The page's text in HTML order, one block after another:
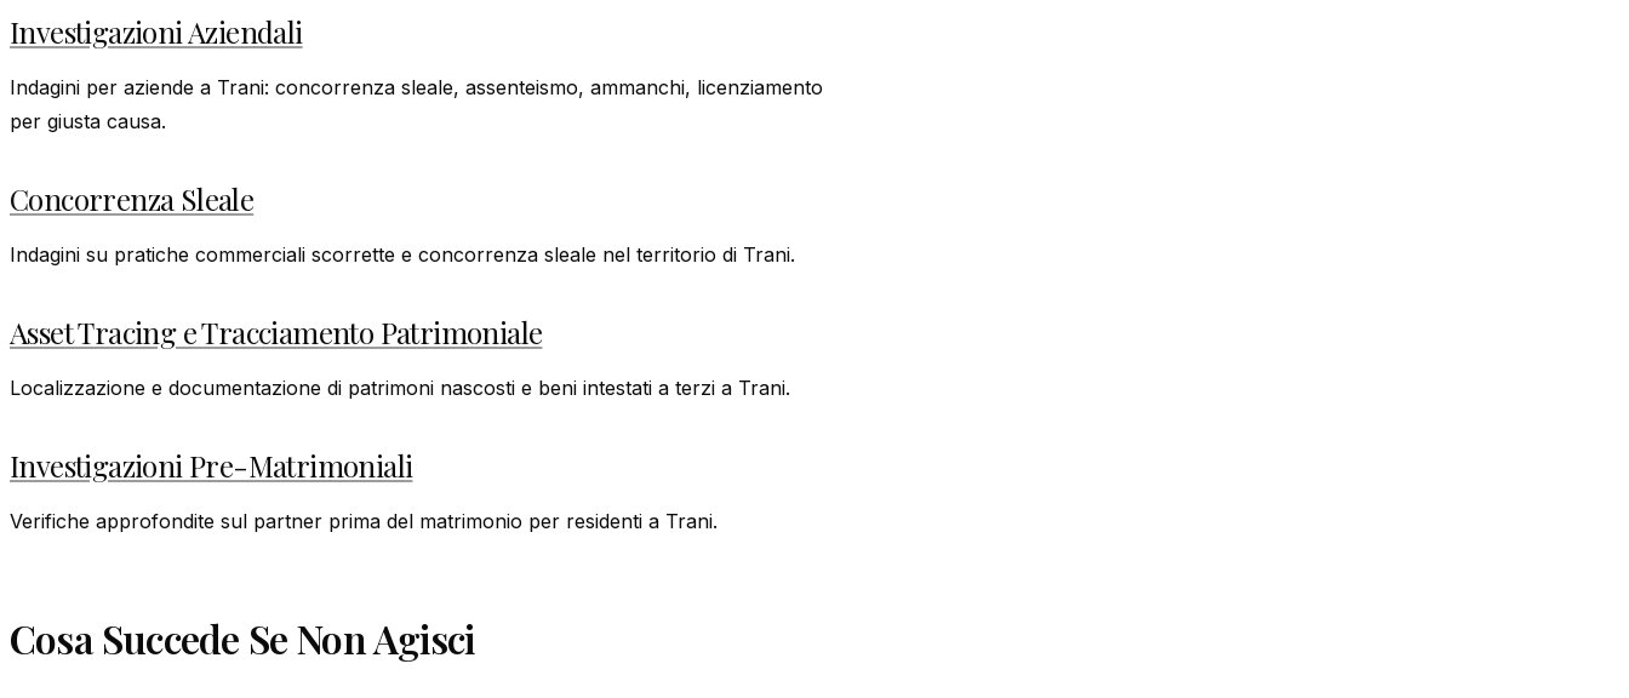
Investigazioni Aziendali
Indagini per aziende a Trani: concorrenza sleale, assenteismo, ammanchi, licenziamento
per giusta causa.
Concorrenza Sleale
Indagini su pratiche commerciali scorrette e concorrenza sleale nel territorio di Trani.
Asset Tracing e Tracciamento Patrimoniale
Localizzazione e documentazione di patrimoni nascosti e beni intestati a terzi a Trani.
Investigazioni Pre-Matrimoniali
Verifiche approfondite sul partner prima del matrimonio per residenti a Trani.
Cosa Succede Se Non Agisci